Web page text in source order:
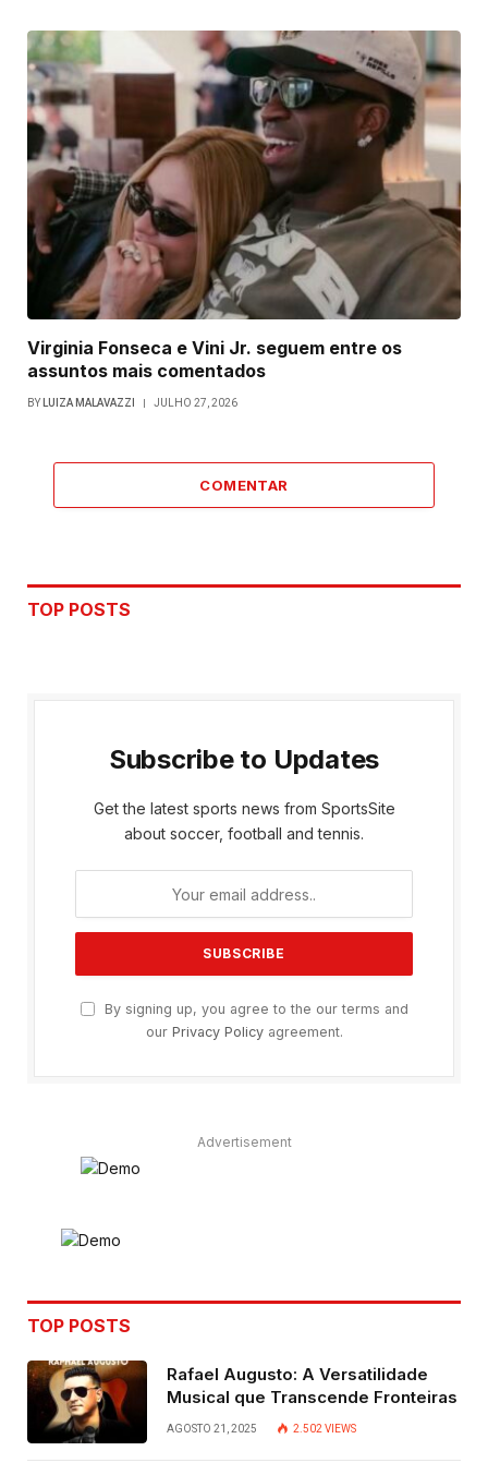
Virginia Fonseca e Vini Jr. seguem entre os
assuntos mais comentados
BY LUIZA MALAVAZZI JULHO 27, 2026
COMENTAR
TOP POSTS
Subscribe to Updates
Get the latest sports news from SportsSite
about soccer, football and tennis.
By signing up, you agree to the our terms and
our Privacy Policyagreement.
Advertisement
TOP POSTS
Rafael Augusto: A Versatilidade
Musical que Transcende Fronteiras
AGOSTO 21, 2025 2.502VIEWS